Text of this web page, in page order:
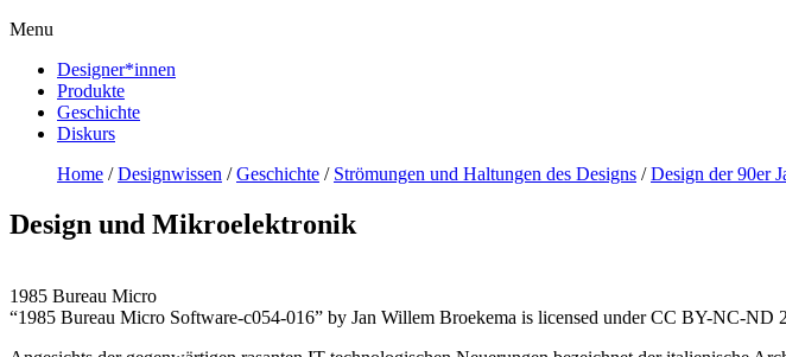
Menu
Designer*innen
Produkte
Geschichte
Diskurs
Home /Designwissen /Geschichte / Strömungen und Haltungen des Designs /Design der 90er
Design und Mikroelektronik
1985 Bureau Micro
“1985 Bureau Micro Software-c054-016” by Jan Willem Broekema is licensed under CC BY-NC-ND